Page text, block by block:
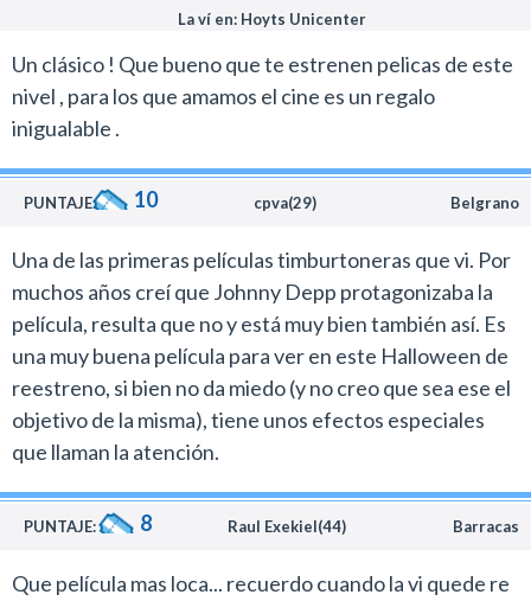
La ví en: Hoyts Unicenter
Un clásico ! Que bueno que te estrenen pelicas de este
nivel , para los que amamos el cine es un regalo
inigualable .
PUNTAJE: 10 cpva(29) Belgrano
Una de las primeras películas timburtoneras que vi. Por
muchos años creí que Johnny Depp protagonizaba la
película, resulta que no y está muy bien también así. Es
una muy buena película para ver en este Halloween de
reestreno, si bien no da miedo (y no creo que sea ese el
objetivo de la misma), tiene unos efectos especiales
que llaman la atención.
PUNTAJE: 8 Raul Exekiel(44) Barracas
Que película mas loca... recuerdo cuando la vi quede re